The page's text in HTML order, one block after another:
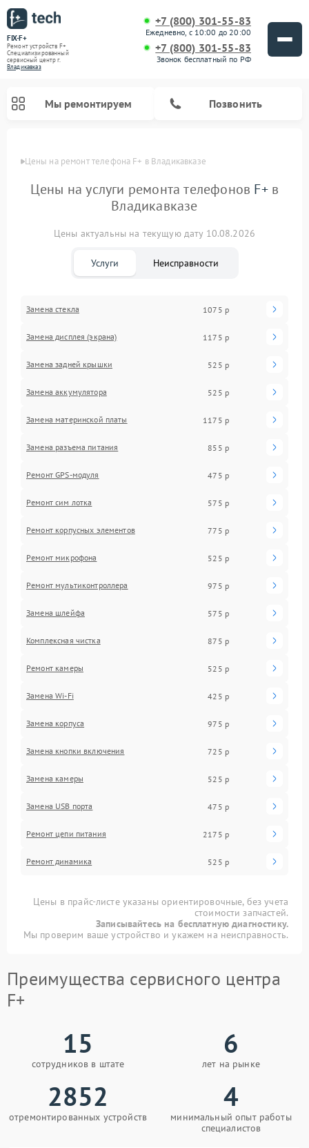
FIX-F+
Ремонт устройств F+
Специализированный
cервисный центр г.
Владикавказ
+7 (800) 301-55-83
Ежедневно, с 10:00 до 20:00
+7 (800) 301-55-83
Звонок бесплатный по РФ
Мы ремонтируем Позвонить
Цены на ремонт телефона F+ в Владикавказе
Цены на услуги ремонта телефонов F+в
Владикавказе
Цены актуальны на текущую дату 10.08.2026
Услуги Неисправности
Замена стекла 1075 р
Замена дисплея (экрана) 1175 р
Замена задней крышки 525 р
Замена аккумулятора 525 р
Замена материнской платы 1175 р
Замена разъема питания 855 р
Ремонт GPS-модуля 475 р
Ремонт сим лотка 575 р
Ремонт корпусных элементов 775 р
Ремонт микрофона 525 р
Ремонт мультиконтроллера 975 р
Замена шлейфа 575 р
Комплексная чистка 875 р
Ремонт камеры 525 р
Замена Wi-Fi 425 р
Замена корпуса 975 р
Замена кнопки включения 725 р
Замена камеры 525 р
Замена USB порта 475 р
Ремонт цепи питания 2175 р
Ремонт динамика 525 р
Цены в прайс-листе указаны ориентировочные, без учета
стоимости запчастей.
Записывайтесь на бесплатную диагностику.
Мы проверим ваше устройство и укажем на неисправность.
Преимущества сервисного центра
F+
15
сотрудников в штате
6
лет на рынке
2852
отремонтированных устройств
4
минимальный опыт работы
специалистов